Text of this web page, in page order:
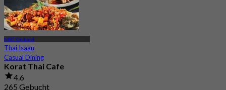
MRT Orchard
Thai Isaan
Casual Dining
Korat Thai Cafe
4.6
265 Gebucht